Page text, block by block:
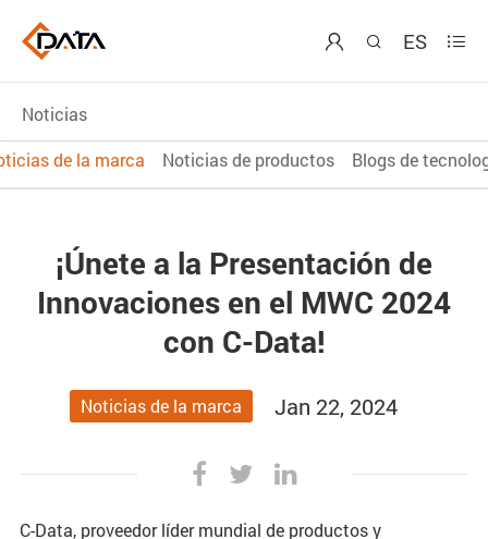
  ES 
Noticias
de la marca
Noticias de productos Blogs de
¡Únete a la Presentación de
Innovaciones en el MWC 2024
con C-Data!
Noticias de la marca Jan 22, 2024
C-Data, proveedor líder mundial de productos y